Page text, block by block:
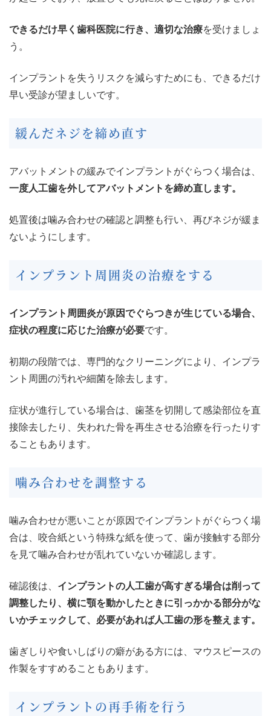
できるだけ早く歯科医院に行き、適切な治療を受けましょ
う。
インプラントを失うリスクを減らすためにも、できるだけ
早い受診が望ましいです。
緩んだネジを締め直す
アバットメントの緩みでインプラントがぐらつく場合は、
一度人工歯を外してアバットメントを締め直します。
処置後は噛み合わせの確認と調整も行い、再びネジが緩ま
ないようにします。
インプラント周囲炎の治療をする
インプラント周囲炎が原因でぐらつきが生じている場合、
症状の程度に応じた治療が必要です。
初期の段階では、専門的なクリーニングにより、インプラ
ント周囲の汚れや細菌を除去します。
症状が進行している場合は、歯茎を切開して感染部位を直
接除去したり、失われた骨を再生させる治療を行ったりす
ることもあります。
噛み合わせを調整する
噛み合わせが悪いことが原因でインプラントがぐらつく場
合は、咬合紙という特殊な紙を使って、歯が接触する部分
を見て噛み合わせが乱れていないか確認します。
確認後は、 インプラントの人工歯が高すぎる場合は削って
調整したり、横に顎を動かしたときに引っかかる部分がな
いかチェックして、必要があれば人工歯の形を整えます。
歯ぎしりや食いしばりの癖がある方には、マウスピースの
作製をすすめることもあります。
インプラントの再手術を行う